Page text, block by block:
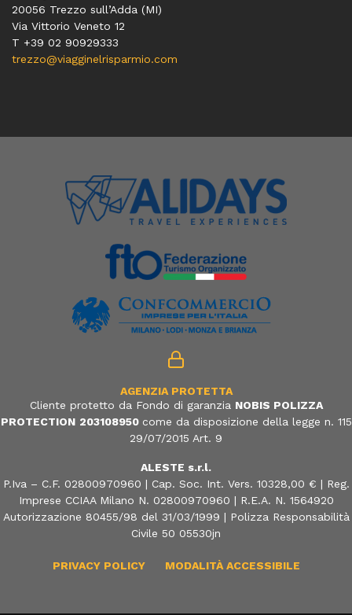
20056 Trezzo sull’Adda (MI)
Via Vittorio Veneto 12
T +39 02 90929333
trezzo@viagginelrisparmio.com
AGENZIA PROTETTA
Cliente protetto da Fondo di garanzia NOBIS POLIZZA
PROTECTION 203108950 come da disposizione della legge n. 115
29/07/2015 Art. 9
ALESTE s.r.l.
P.Iva – C.F. 02800970960 | Cap. Soc. Int. Vers. 10328,00 € | Reg.
Imprese CCIAA Milano N. 02800970960 | R.E.A. N. 1564920
Autorizzazione 80455/98 del 31/03/1999 | Polizza Responsabilità
Civile 50 05530jn
PRIVACY POLICY MODALITÀ ACCESSIBILE